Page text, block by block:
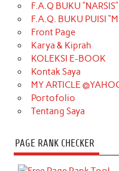
F.A.Q BUKU “NARSIS”
F.A.Q. BUKU PUISI
Front Page
Karya & Kiprah
KOLEKSI E-BOOK
Kontak Saya
MY ARTICLE
Portofolio
Tentang Saya
PAGE RANK CHECKER